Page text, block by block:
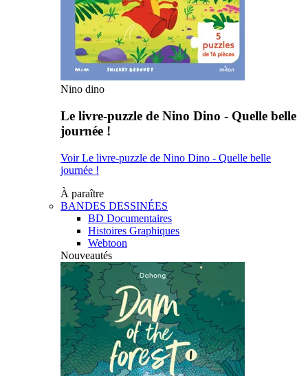
Nino dino
Le livre-puzzle de Nino Dino - Quelle belle
journée !
Voir Le livre-puzzle de Nino Dino - Quelle belle
journée !
À paraître
BANDES DESSINÉES
BD Documentaires
Histoires Graphiques
Webtoon
Nouveautés